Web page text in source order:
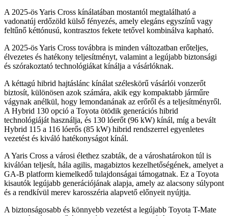
A 2025-ös Yaris Cross kínálatában mostantól megtalálható a
vadonatúj erdőzöld külső fényezés, amely elegáns egyszínű vagy
feltűnő kéttónusú, kontrasztos fekete tetővel kombinálva kapható.
A 2025-ös Yaris Cross továbbra is minden változatban erőteljes,
élvezetes és hatékony teljesítményt, valamint a legújabb biztonsági
és szórakoztató technológiákat kínálja a vásárlóknak.
A kéttagú hibrid hajtáslánc kínálat széleskörű vásárlói vonzerőt
biztosít, különösen azok számára, akik egy kompaktabb járműre
vágynak anélkül, hogy lemondanának az erőről és a teljesítményről.
A Hybrid 130 opció a Toyota ötödik generációs hibrid
technológiáját használja, és 130 lóerőt (96 kW) kínál, míg a bevált
Hybrid 115 a 116 lóerős (85 kW) hibrid rendszerrel egyenletes
vezetést és kiváló hatékonyságot kínál.
A Yaris Cross a városi élethez szabták, de a városhatárokon túl is
kiválóan teljesít, hála agilis, magabiztos kezelhetőségének, amelyet a
GA-B platform kiemelkedő tulajdonságai támogatnak. Ez a Toyota
kisautók legújabb generációjának alapja, amely az alacsony súlypont
és a rendkívül merev karosszéria alapvető előnyeit nyújtja.
A biztonságosabb és könnyebb vezetést a legújabb Toyota T-Mate